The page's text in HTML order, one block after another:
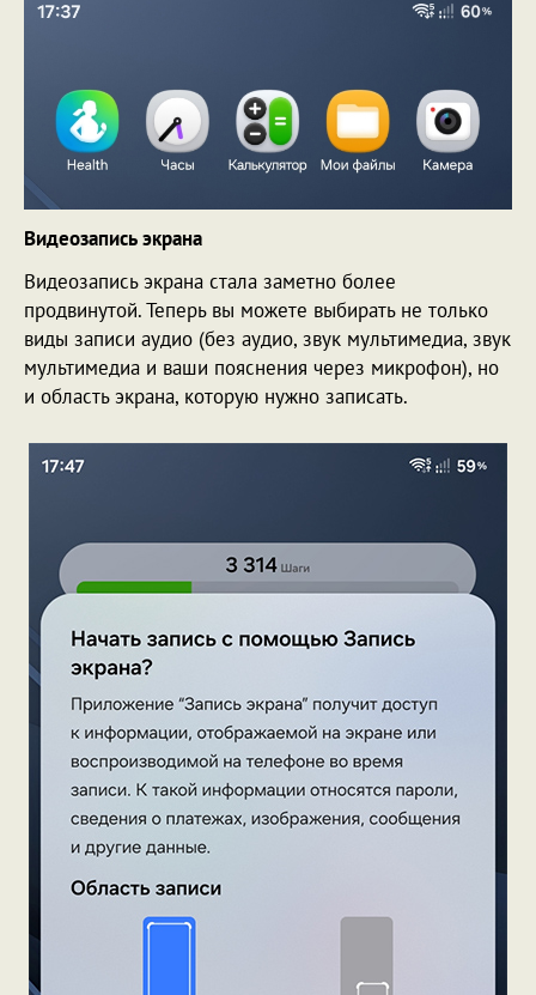
Видеозапись экрана
Видеозапись экрана стала заметно более
продвинутой. Теперь вы можете выбирать не только
виды записи аудио (без аудио, звук мультимедиа, звук
мультимедиа и ваши пояснения через микрофон), но
и область экрана, которую нужно записать.